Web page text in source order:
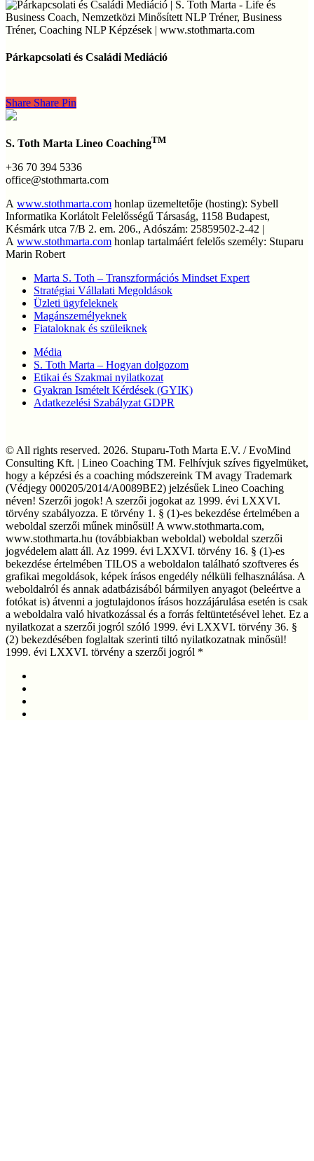
és
Családi
Párkapcsolati és Családi Mediáció
Share
Share Share Pin
S. Toth Marta Lineo CoachingTM
+36 70 394 5336
office@stothmarta.com
A www.stothmarta.com honlap üzemeltetője (hosting): Sybell
Informatika Korlátolt Felelősségű Társaság, 1158 Budapest,
Késmárk utca 7/B 2. em. 206., Adószám: 25859502-2-42 |
A www.stothmarta.com honlap tartalmáért felelős személy: Stuparu
Marin Robert
Marta S. Toth – Transzformációs Mindset Expert
Stratégiai Vállalati Megoldások
Üzleti ügyfeleknek
Magánszemélyeknek
Fiataloknak és szüleiknek
Média
S. Toth Marta – Hogyan dolgozom
Etikai és Szakmai nyilatkozat
Gyakran Ismételt Kérdések (GYIK)
Adatkezelési Szabályzat GDPR
© All rights reserved. 2026. Stuparu-Toth Marta E.V. / EvoMind
Consulting Kft. | Lineo Coaching TM. Felhívjuk szíves figyelmüket,
hogy a képzési és a coaching módszereink TM avagy Trademark
(Védjegy 000205/2014/A0089BE2) jelzésűek Lineo Coaching
néven! Szerzői jogok! A szerzői jogokat az 1999. évi LXXVI.
törvény szabályozza. E törvény 1. § (1)-es bekezdése értelmében a
weboldal szerzői műnek minősül! A www.stothmarta.com,
www.stothmarta.hu (továbbiakban weboldal) weboldal szerzői
jogvédelem alatt áll. Az 1999. évi LXXVI. törvény 16. § (1)-es
bekezdése értelmében TILOS a weboldalon található szoftveres és
grafikai megoldások, képek írásos engedély nélküli felhasználása. A
weboldalról és annak adatbázisából bármilyen anyagot (beleértve a
fotókat is) átvenni a jogtulajdonos írásos hozzájárulása esetén is csak
a weboldalra való hivatkozással és a forrás feltüntetésével lehet. Ez a
nyilatkozat a szerzői jogról szóló 1999. évi LXXVI. törvény 36. §
(2) bekezdésében foglaltak szerinti tiltó nyilatkozatnak minősül!
1999. évi LXXVI. törvény a szerzői jogról *